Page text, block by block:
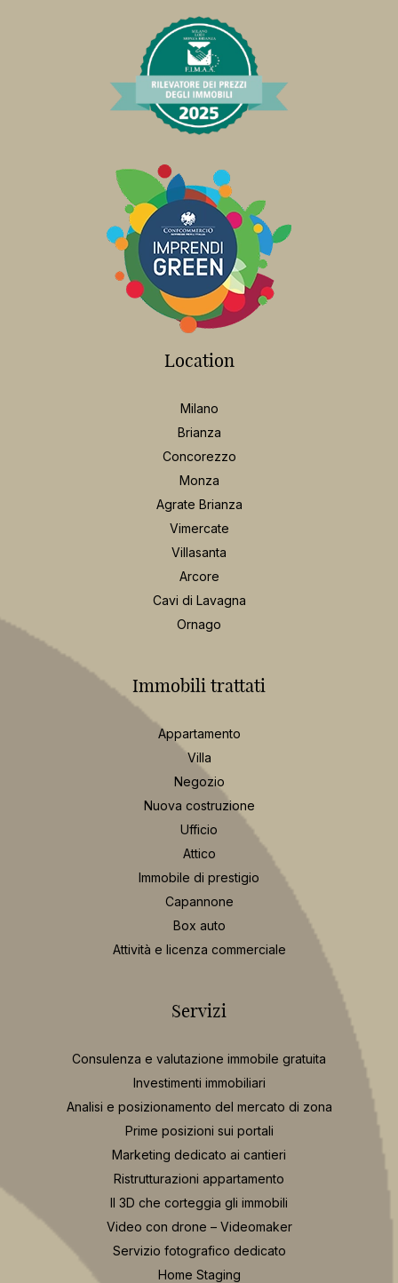
Location
Milano
Brianza
Concorezzo
Monza
Agrate Brianza
Vimercate
Villasanta
Arcore
Cavi di Lavagna
Ornago
Immobili trattati
Appartamento
Villa
Negozio
Nuova costruzione
Ufficio
Attico
Immobile di prestigio
Capannone
Box auto
Attività e licenza commerciale
Servizi
Consulenza e valutazione immobile gratuita
Investimenti immobiliari
Analisi e posizionamento del mercato di zona
Prime posizioni sui portali
Marketing dedicato ai cantieri
Ristrutturazioni appartamento
Il 3D che corteggia gli immobili
Video con drone – Videomaker
Servizio fotografico dedicato
Home Staging